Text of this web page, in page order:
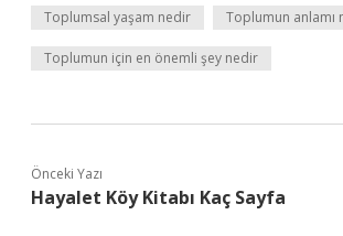
Toplumsal yaşam nedir Toplumun anlamı
Toplumun için en önemli şey nedir
Önceki Yazı
Hayalet Köy Kitabı Kaç Sayfa